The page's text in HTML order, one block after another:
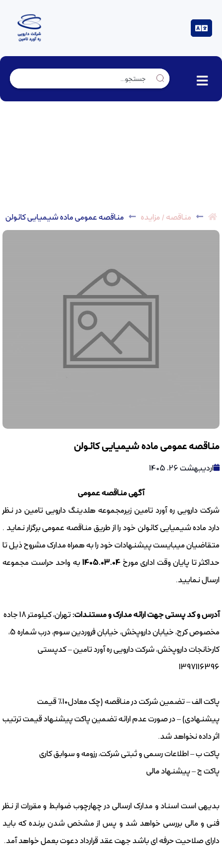
مناقصه / مزایده مناقصه عمومی ماده شیمیایی کائولن
مناقصه عمومی ماده شیمیایی کائولن
اردیبهشت 26, 1405
آگهی مناقصه عمومی
شرکت دارویی ره آورد تامین زیرمجموعه هلدینگ دارویی تامین در نظر
دارد ماده شیمیایی کائولن خود را از طریق مناقصه عمومی برگزار نماید .
متقاضیان میبایست پیشنهادات خود را به همراه مدارک مشروح ذیل تا
حداکثر تا پایان وقت اداری مورخ 1405.03.04 به واحد حراست مجموعه
ارسال نمایید.
آدرس و کد پستی جهت ارائه مدارک و مستندات:
تهران، کیلومتر 18 جاده
مخصوص کرج، خیابان داروپخش، خیابان فروردین سوم، درب شماره 5،
کارخانجات داروپخش، شرکت دارویی ره آورد تامین – کدپستی
1397116396
پاکت الف – تضمین شرکت در مناقصه (چک معادل10% قیمت
پیشنهادی) – در صورت عدم ارائه تضمین پاکت پیشنهاد قیمت ترتیب
اثر داده نخواهد شد.
پاکت ب – اطلاعات رسمی و ثبتی شرکت، رزومه و سوابق کاری
پاکت ج – پیشنهاد مالی
بدیهی است اسناد و مدارک ارسالی در چهارچوب ضوابط و مقررات از نظر
فنی و مالی بررسی خواهد شد و پس از مشخص شدن برنده که باید
دارای صلاحیت حرفه ای باشد جهت عقد قرارداد دعوت بعمل خواهد آمد.